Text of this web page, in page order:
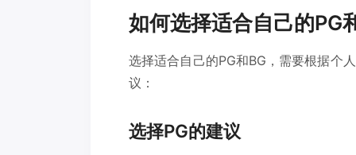
如何选择适合自己的PG
选择适合自己的PG和BG，需要根据个
议：
选择PG的建议